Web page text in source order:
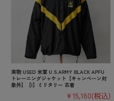
実物 USED 米軍 U.S.ARMY BLACK APFU
トレーニングジャケット【キャンペーン対
象外】【I】ミリタリー 古着
¥15,180(税込)